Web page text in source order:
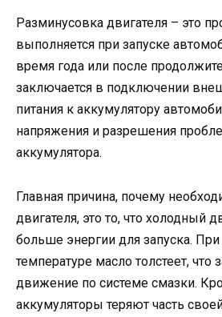
Разминусовка двигателя – это
выполняется при запуске
время года или после
заключается в подключении
питания к аккумулятору
напряжения и разрешения
аккумулятора.
Главная причина, почему
двигателя, это то, что холодный
больше энергии для запуска.
температуре масло толстеет, что
движение по системе смазки.
аккумуляторы теряют часть